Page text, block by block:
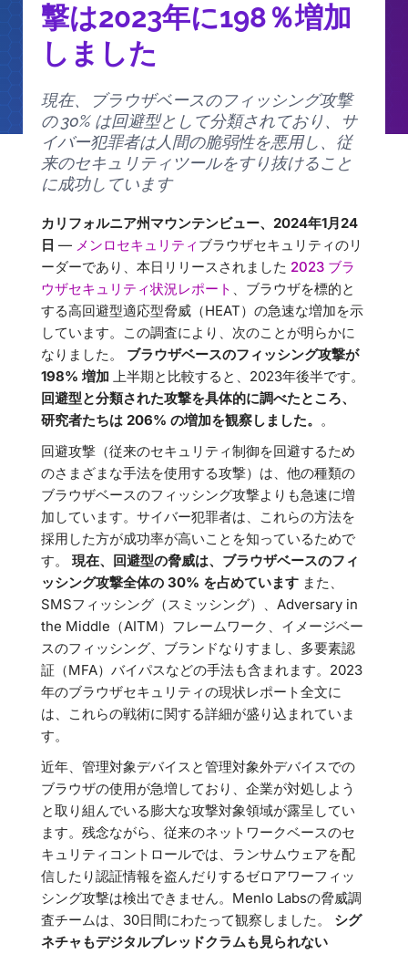
撃は2023年に198％増加
しました
現在、ブラウザベースのフィッシング攻撃
の 30% は回避型として分類されており、サ
イバー犯罪者は人間の脆弱性を悪用し、従
来のセキュリティツールをすり抜けること
に成功しています
カリフォルニア州マウンテンビュー、2024年1月24
日 — メンロセキュリティ ブラウザセキュリティのリ
ーダーであり、本日リリースされました 2023 ブラ
ウザセキュリティ状況レポート 、ブラウザを標的と
する高回避型適応型脅威（HEAT）の急速な増加を示
しています。この調査により、次のことが明らかに
なりました。 ブラウザベースのフィッシング攻撃が
198% 増加 上半期と比較すると、2023年後半です。
回避型と分類された攻撃を具体的に調べたところ、
研究者たちは 206% の増加を観察しました。 。
回避攻撃（従来のセキュリティ制御を回避するため
のさまざまな手法を使用する攻撃）は、他の種類の
ブラウザベースのフィッシング攻撃よりも急速に増
加しています。サイバー犯罪者は、これらの方法を
採用した方が成功率が高いことを知っているためで
す。 現在、回避型の脅威は、ブラウザベースのフィ
ッシング攻撃全体の 30% を占めています また、
SMSフィッシング（スミッシング）、Adversary in
the Middle（AITM）フレームワーク、イメージベー
スのフィッシング、ブランドなりすまし、多要素認
証（MFA）バイパスなどの手法も含まれます。2023
年のブラウザセキュリティの現状レポート全文に
は、これらの戦術に関する詳細が盛り込まれていま
す。
近年、管理対象デバイスと管理対象外デバイスでの
ブラウザの使用が急増しており、企業が対処しよう
と取り組んでいる膨大な攻撃対象領域が露呈してい
ます。残念ながら、従来のネットワークベースのセ
キュリティコントロールでは、ランサムウェアを配
信したり認証情報を盗んだりするゼロアワーフィッ
シング攻撃は検出できません。Menlo Labsの脅威調
査チームは、30日間にわたって観察しました。 シグ
ネチャもデジタルブレッドクラムも見られない